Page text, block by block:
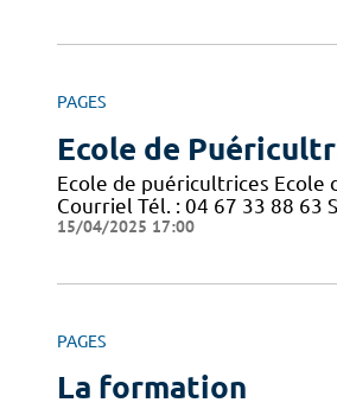
PAGES
Ecole de
Ecole de puéricultrices Ecole
Courriel Tél. : 04 67 33 88
15/04/2025 17:00
PAGES
La formation